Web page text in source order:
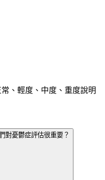
、輕度、中度、重度說明
對憂鬱症評估很重要？